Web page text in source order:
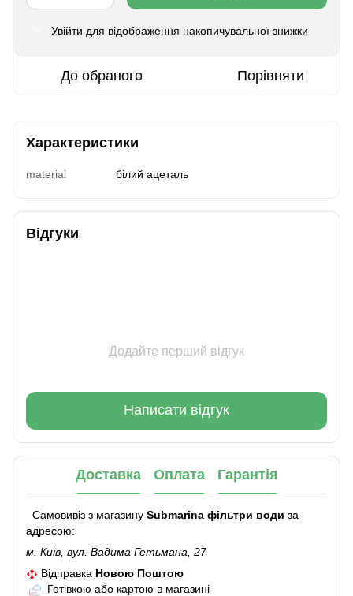
Увійти для відображення накопичувальної знижки
До обраного Порівняти
Характеристики
material білий ацеталь
Відгуки
Додайте перший відгук
Написати відгук
Доставка Оплата Гарантія
Самовивіз з магазину Submarina фільтри води за
адресою:
м. Київ, вул. Вадима Гетьмана, 27
Відправка Новою Поштою
Готівкою або картою в магазині